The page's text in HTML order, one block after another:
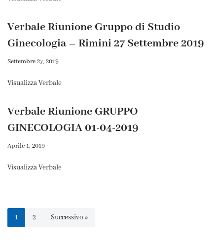
Verbale Riunione Gruppo di Studio
Ginecologia – Rimini 27 Settembre 2019
Settembre 27, 2019
Visualizza Verbale
Verbale Riunione GRUPPO
GINECOLOGIA 01-04-2019
Aprile 1, 2019
Visualizza Verbale
1 2 Successivo »